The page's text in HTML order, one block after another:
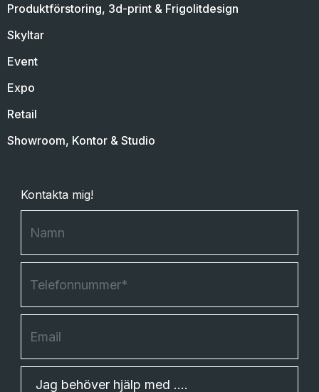
Produktförstoring, 3d-print & Frigolitdesign
Skyltar
Event
Expo
Retail
Showroom, Kontor & Studio
Kontakta mig!